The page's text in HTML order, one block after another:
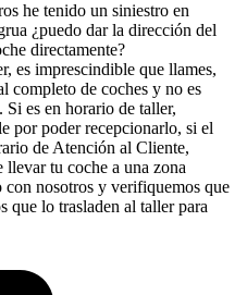
he tenido un siniestro en
¿puedo dar la dirección del
directamente?
es imprescindible que llames,
completo de coches y no es
es en horario de taller,
por poder recepcionarlo, si el
de Atención al Cliente,
tu coche a una zona
nosotros y verifiquemos que
que lo trasladen al taller para